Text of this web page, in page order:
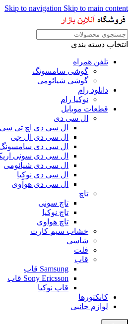
Skip to navigation Skip to main content
انتخاب دسته بندی
تلفن همراه
گوشی سامسونگ
گوشی شیائومی
دانلود رام
نوکیا رام
قطعات موبایل
ال سی دی
ال سی دی اچ تی سی
ال سی دی ال جی
ال سی دی
ال سی دی سونی
ال سی دی شیائومی
ال سی دی نوکیا
ال سی دی هوآوی
تاچ
تاچ سونی
تاچ نوکیا
تاچ هواوی
خشاب سیم کارت
شاسی
فلت
قاب
Samsung قاب
Sony Ericsson قاب
قاب نوکیا
کانکتورها
لوازم جانبی